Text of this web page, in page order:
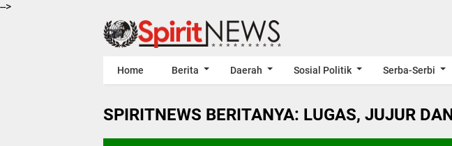
-->
Home Berita Daerah Sosial Politik Serba-Serbi
SPIRITNEWS BERITANYA: LUGAS, JUJUR